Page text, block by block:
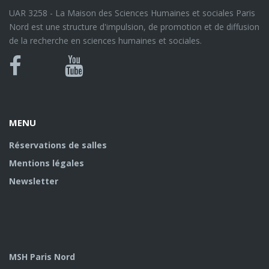
UAR 3258 - La Maison des Sciences Humaines et sociales Paris
Nord est une structure d'impulsion, de promotion et de diffusion
de la recherche en sciences humaines et sociales.
Bluesky
Canal
MENU
Réservations de salles
Mentions légales
Newsletter
MSH Paris Nord